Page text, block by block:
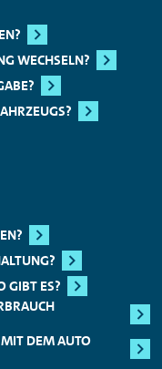
WECHSELN?
GIBT ES?
DEM AUTO